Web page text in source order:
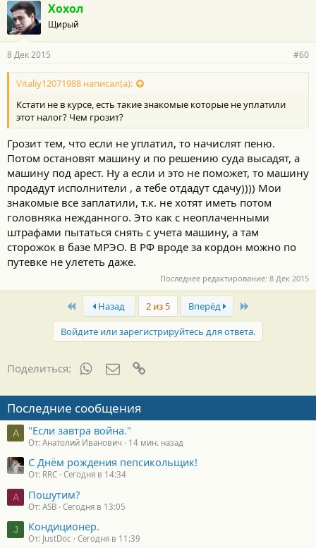
Хохол
Щирый
8 Дек 2015 #60
Vitaliy12071988 написал(а):
Кстати не в курсе, есть такие знакомые которые не уплатили
этот налог? Чем грозит?
Грозит тем, что если не уплатил, то начислят пеню.
Потом остановят машину и по решению суда высадят, а
машину под арест. Ну а если и это не поможет, то машину
продадут исполнители , а тебе отдадут сдачу)))) Мои
знакомые все заплатили, т.к. не хотят иметь потом
головняка нежданного. Это как с неоплаченными
штрафами пытаться снять с учета машину, а там
сторожок в базе МРЭО. В РФ вроде за кордон можно по
путевке не улететь даже.
Последнее редактирование: 8 Дек 2015
First Назад 2 из 5 Вперёд
Войдите или зарегистрируйтесь для ответа.
Поделиться: WhatsAppЭлектронная почта
Последние сообщения
А "Если завтра война."
От: Анатолий Иванович 14 мин. назад
С Днём рождения пепсикольщик!
От: RRC Сегодня в 14:34
A Пошутим?
От: ASB Сегодня в 13:05
J Кондиционер.
От: JustDoc Сегодня в 11:39